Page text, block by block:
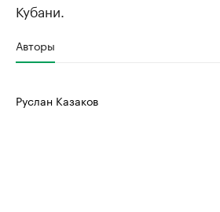
Кубани.
Авторы
Руслан Казаков